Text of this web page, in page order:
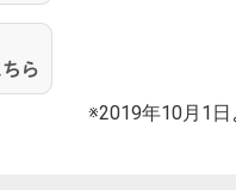
※2019年10月1日